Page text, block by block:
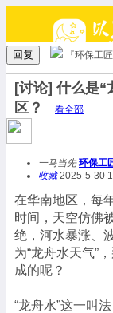
回复 『环保工
[讨论] 什么是“
区？
看全部
一马当先 环保工
收藏2025-5-30
在华南地区，每
时间，天空仿佛
绝，河水暴涨、
为“龙舟水天气”
成的呢？
“龙舟水”这一叫